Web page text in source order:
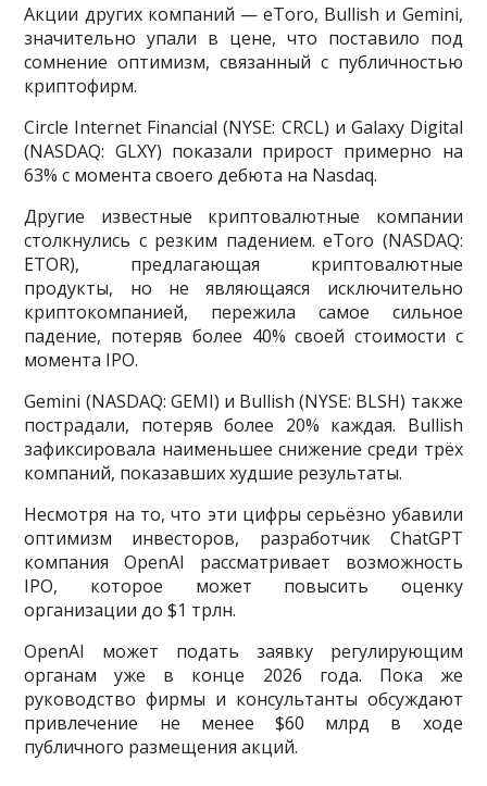
Акции других компаний — eToro, Bullish и Gemini,
значительно упали в цене, что поставило под
сомнение оптимизм, связанный с публичностью
криптофирм.
Circle Internet Financial (NYSE: CRCL) и Galaxy Digital
(NASDAQ: GLXY) показали прирост примерно на
63% с момента своего дебюта на Nasdaq.
Другие известные криптовалютные компании
столкнулись с резким падением. eToro (NASDAQ:
ETOR), предлагающая криптовалютные
продукты, но не являющаяся исключительно
криптокомпанией, пережила самое сильное
падение, потеряв более 40% своей стоимости с
момента IPO.
Gemini (NASDAQ: GEMI) и Bullish (NYSE: BLSH) также
пострадали, потеряв более 20% каждая. Bullish
зафиксировала наименьшее снижение среди трёх
компаний, показавших худшие результаты.
Несмотря на то, что эти цифры серьёзно убавили
оптимизм инвесторов, разработчик ChatGPT
компания OpenAI рассматривает возможность
IPO, которое может повысить оценку
организации до $1 трлн.
OpenAI может подать заявку регулирующим
органам уже в конце 2026 года. Пока же
руководство фирмы и консультанты обсуждают
привлечение не менее $60 млрд в ходе
публичного размещения акций.